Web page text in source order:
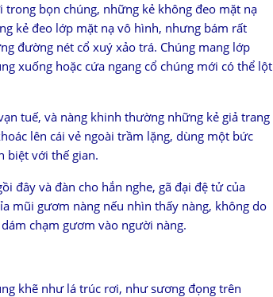
bọn chúng, những kẻ không đeo mặt nạ
kẻ đeo lớp mặt nạ vô hình, nhưng bám rất
đường nét cổ xuý xảo trá. Chúng mang lớp
xuống hoặc cứa ngang cổ chúng mới có thể lột
tuế, và nàng khinh thường những kẻ giả trang
lên cái vẻ ngoài trầm lặng, dùng một bức
biệt với thế gian.
đây và đàn cho hắn nghe, gã đại đệ tử của
mũi gươm nàng nếu nhìn thấy nàng, không do
chạm gươm vào người nàng.
khẽ như lá trúc rơi, như sương đọng trên